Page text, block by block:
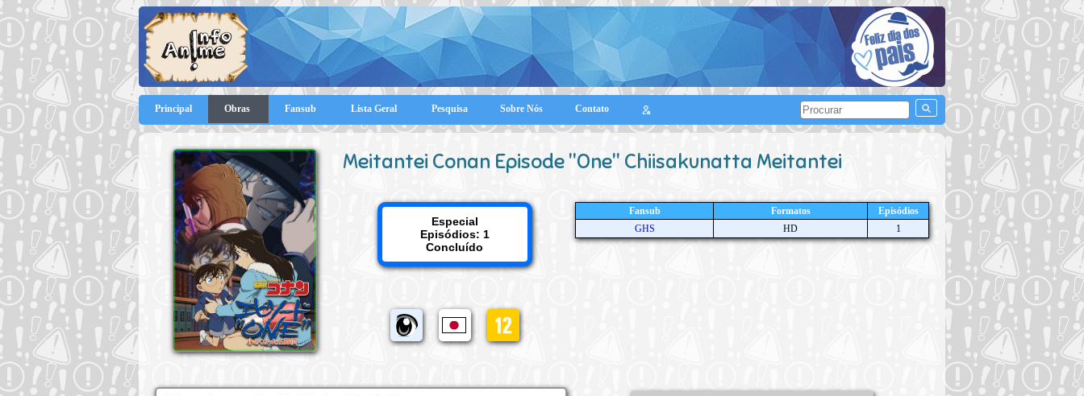
Principal Obras Fansub Lista Geral Pesquisa Sobre Nós Contato
Meitantei Conan Episode "One" Chiisakunatta Meitantei
Especial
Episódios: 1
Concluído
Fansub Formatos
Episódios
GHS
HD 1